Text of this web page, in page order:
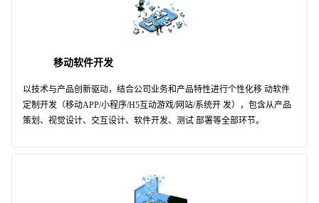
移动软件开发
以技术与产品创新驱动，结合公司业务和产品特性进行个性化移 动软件
定制开发（移动APP/小程序/H5互动游戏/网站/系统开 发），包含从产品
策划、视觉设计、交互设计、软件开发、测试 部署等全部环节。